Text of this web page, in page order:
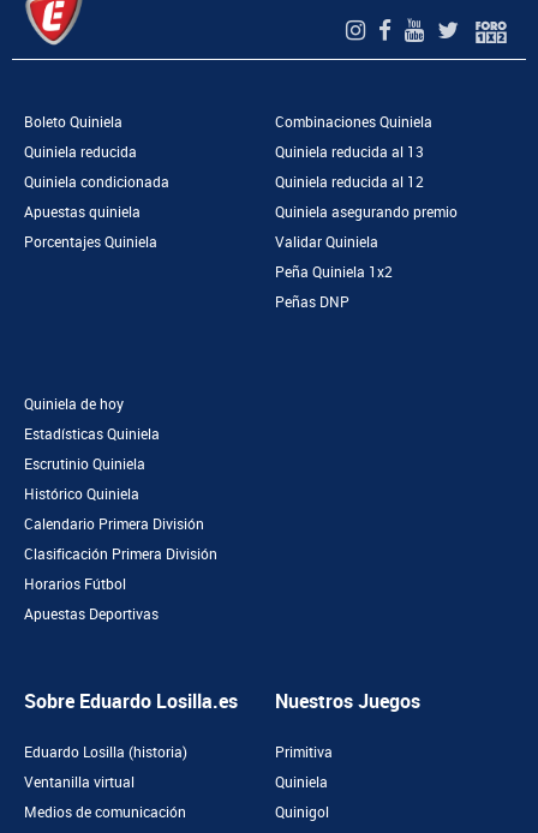
Boleto Quiniela
Quiniela reducida
Quiniela condicionada
Apuestas quiniela
Porcentajes Quiniela
Combinaciones Quiniela
Quiniela reducida al 13
Quiniela reducida al 12
Quiniela asegurando premio
Validar Quiniela
Peña Quiniela 1x2
Peñas DNP
Quiniela de hoy
Estadísticas Quiniela
Escrutinio Quiniela
Histórico Quiniela
Calendario Primera División
Clasificación Primera División
Horarios Fútbol
Apuestas Deportivas
Sobre Eduardo Losilla.es
Eduardo Losilla (historia)
Ventanilla virtual
Medios de comunicación
Nuestros Juegos
Primitiva
Quiniela
Quinigol